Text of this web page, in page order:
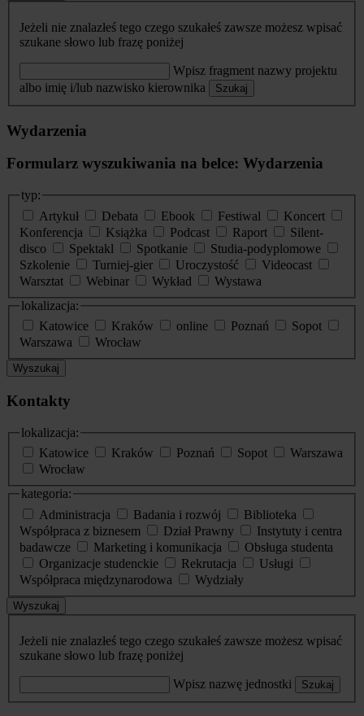
Jeżeli nie znalazłeś tego czego szukałeś zawsze możesz wpisać
szukane słowo lub frazę poniżej
Wpisz fragment nazwy projektu
albo imię i/lub nazwisko kierownika
Szukaj
Wydarzenia
Formularz wyszukiwania na belce: Wydarzenia
typ:
Artykuł
Debata Ebook Festiwal
Koncert
Konferencja
Książka Podcast Raport
Silent-
disco
Spektakl Spotkanie
Studia-podyplomowe
Szkolenie
Turniej-gier Uroczystość
Videocast
Warsztat
Webinar Wykład
Wystawa
lokalizacja:
Katowice
Kraków online Poznań
Sopot
Warszawa
Wrocław
Wyszukaj
Kontakty
lokalizacja:
Katowice
Kraków Poznań Sopot
Warszawa
Wrocław
kategoria:
Administracja
Badania i rozwój
Biblioteka
Współpraca z biznesem
Dział Prawny
Instytuty i centra
badawcze
Marketing i komunikacja
Obsługa studenta
Organizacje studenckie
Rekrutacja
Usługi
Współpraca międzynarodowa
Wydziały
Wyszukaj
Jeżeli nie znalazłeś tego czego szukałeś zawsze możesz wpisać
szukane słowo lub frazę poniżej
Wpisz nazwę jednostki Szukaj